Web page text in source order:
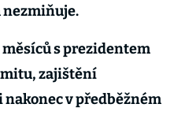
nezmiňuje.
s prezidentem
zajištění
v předběžném